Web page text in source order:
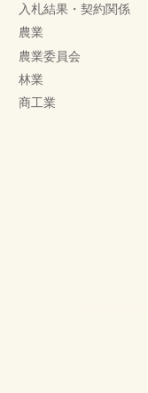
入札結果・契約関係
農業
農業委員会
林業
商工業